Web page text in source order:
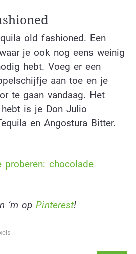
old fashioned. Een
je ook nog eens weinig
hebt. Voeg er een
aan toe en je
te gaan vandaag. Het
is je Don Julio
en Angostura Bitter.
proberen: chocolade
‘m op Pinterest!